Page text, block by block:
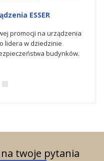
ESSER
promocji na urządzenia
lidera w dziedzinie
budynków.
twoje pytania